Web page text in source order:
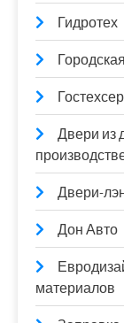
Гидротех
Двери из
Двери-
Дон Авто
материалов